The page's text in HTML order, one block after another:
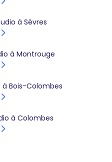
à Sèvres
à Montrouge
Bois-Colombes
à Colombes